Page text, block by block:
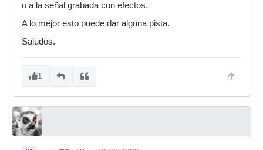
o a la señal grabada con efectos.
A lo mejor esto puede dar alguna pista.
Saludos.
1